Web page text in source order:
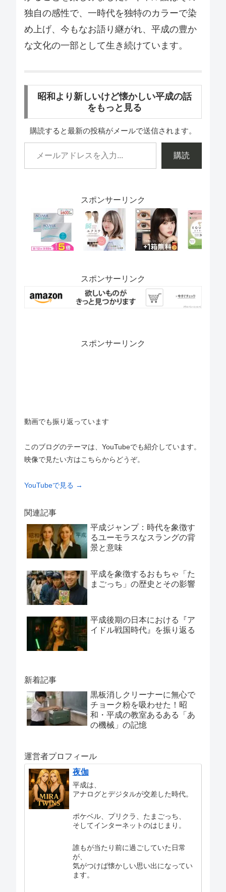
独自の感性で、一時代を独特のカラーで染
め上げ、今もなお語り継がれ、平成の豊か
な文化の一部として生き続けています。
昭和より新しいけど懐かしい平成の話
をもっと見る
購読すると最新の投稿がメールで送信されます。
購読
スポンサーリンク
スポンサーリンク
スポンサーリンク
動画でも振り返っています
このブログのテーマは、YouTubeでも紹介しています。
映像で見たい方はこちらからどうぞ。
YouTubeで見る →
関連記事
平成ジャンプ：時代を象徴す
るユーモラスなスラングの背
景と意味
平成を象徴するおもちゃ「た
まごっち」の歴史とその影響
平成後期の日本における『ア
イドル戦国時代』を振り返る
新着記事
黒板消しクリーナーに無心で
チョーク粉を吸わせた！昭
和・平成の教室あるある「あ
の機械」の記憶
運営者プロフィール
夜伽
平成は、
アナログとデジタルが交差した時代。
ポケベル、プリクラ、たまごっち、
そしてインターネットのはじまり。
誰もが当たり前に過ごしていた日常
が、
気がつけば懐かしい思い出になってい
ます。